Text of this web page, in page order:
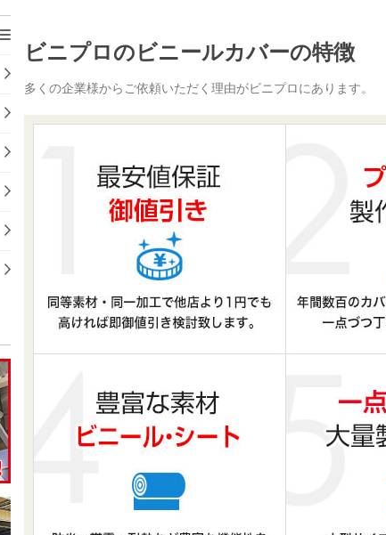
ビニプロのビニールカバーの特徴
多くの企業様からご依頼いただく理由がビニプロにあります。